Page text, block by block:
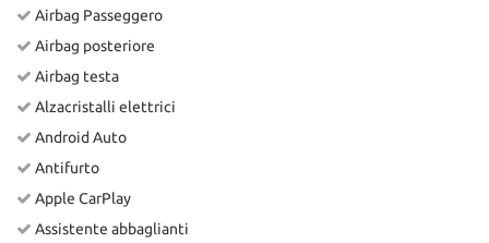
Airbag Passeggero
Airbag posteriore
Airbag testa
Alzacristalli elettrici
Android Auto
Antifurto
Apple CarPlay
Assistente abbaglianti